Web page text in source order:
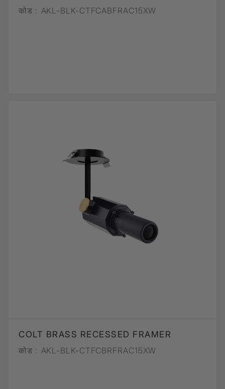
कोड : AKL-BLK-CTFCABFRAC15XW
COLT BRASS RECESSED FRAMER
कोड : AKL-BLK-CTFCBRFRAC15XW